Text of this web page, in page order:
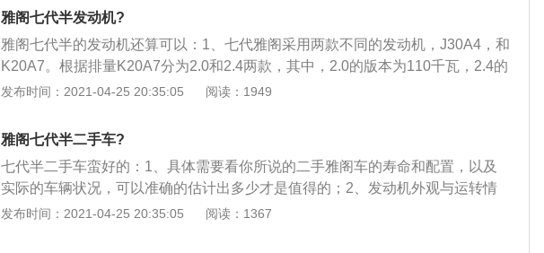
较大的；3、动力方面。所搭载的2.0升的自然吸气发动机能够满足日常的使用，
并且燃油经济性的表现也是非常不错的，所以从性价比方面去考虑的话，其实九
代雅阁的性价比会更高一些，并且这款车型目前的市场终端优惠也比较大。
雅阁七代半发动机?
雅阁七代半的发动机还算可以：1、七代雅阁采用两款不同的发动机，J30A4，和
K20A7。根据排量K20A7分为2.0和2.4两款，其中，2.0的版本为110千瓦，2.4的
版本为119千瓦。J30A4为3.0排量，拥有177千瓦的功率；2、外观，雅阁本身的
好看的；3、就是内饰的质感和内饰的装饰，在当时那个年代来讲，经常使用不
会出现难看的磨损，那是非常好的。因为当时的大多数车呢买回去后经常开门
用，你会发现手经常抓的地方，磨损那叫一个严重呀，而且还比较那啥一点，要
是放在现在，随便一个8万左右的车，你会发现这种现象嘛，不可能的，技术都
在提升之中。
发布时间：2021-04-25 20:35:05 阅读：1949
雅阁七代半二手车?
七代半二手车蛮好的：1、具体需要看你所说的二手雅阁车的寿命和配置，以及
实际的车辆状况，可以准确的估计出多少才是值得的；2、发动机外观与运转情
况，查看发动机外观，识别漏油漏水的痕迹。点燃发动机，观察排出气体的颜
发布时间：2021-04-25 20:35:05 阅读：1367